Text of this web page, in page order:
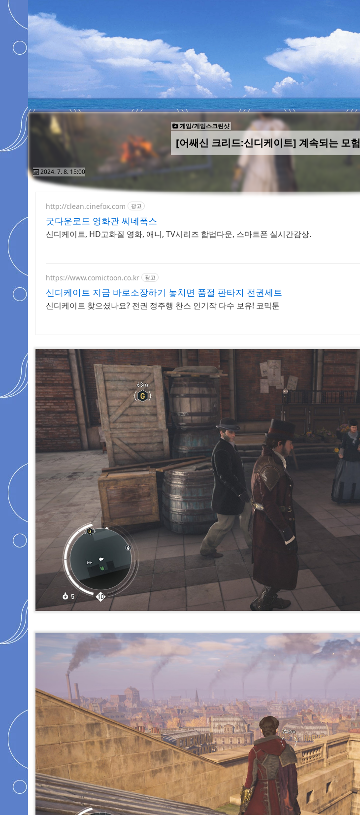
게임/게임스크린샷
[어쌔신 크리드:신디케이트] 계속되는 모험
2024. 7. 8. 15:00
http://clean.cinefox.com 광고
굿다운로드 영화관 씨네폭스
신디케이트, HD고화질 영화, 애니, TV시리즈 합법다운, 스마트폰 실시간감상.
https://www.comictoon.co.kr 광고
신디케이트 지금 바로소장하기 놓치면 품절 판타지 전권세트
신디케이트 찾으셨나요? 전권 정주행 찬스 인기작 다수 보유! 코믹툰